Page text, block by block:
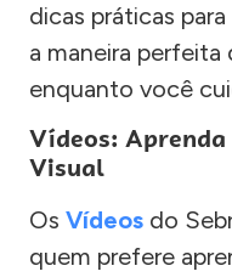
dicas práticas
a maneira
enquanto você
Vídeos: Aprenda
Visual
Os Vídeos do
quem prefere